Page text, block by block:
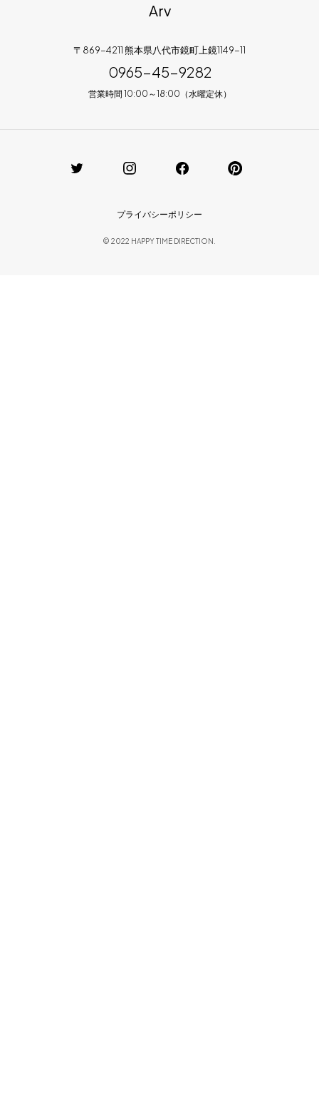
Arv
〒869-4211 熊本県八代市鏡町上鏡1149-11
0965-45-9282
営業時間 10:00～18:00（水曜定休）
プライバシーポリシー
© 2022 HAPPY TIME DIRECTION.